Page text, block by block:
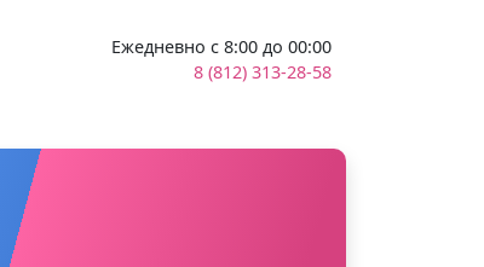
Ежедневно с 8:00 до 00:00
8 (812) 313-28-58